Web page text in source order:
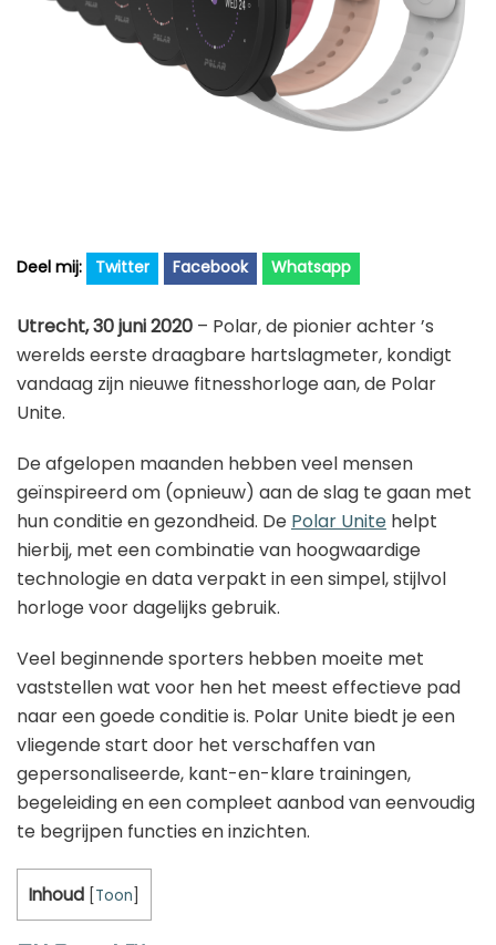
Huawei
Xiaomi
Training
Twitter Facebook Whatsapp
Utrecht, 30 juni 2020 – Polar, de pionier achter ’s
werelds eerste draagbare hartslagmeter, kondigt
vandaag zijn nieuwe fitnesshorloge aan, de Polar
Unite.
De afgelopen maanden hebben veel mensen
geïnspireerd om (opnieuw) aan de slag te gaan met
hun conditie en gezondheid. De Polar Unite helpt
hierbij, met een combinatie van hoogwaardige
technologie en data verpakt in een simpel, stijlvol
horloge voor dagelijks gebruik.
Veel beginnende sporters hebben moeite met
vaststellen wat voor hen het meest effectieve pad
naar een goede conditie is. Polar Unite biedt je een
vliegende start door het verschaffen van
gepersonaliseerde, kant-en-klare trainingen,
begeleiding en een compleet aanbod van eenvoudig
te begrijpen functies en inzichten.
Inhoud [Toon]